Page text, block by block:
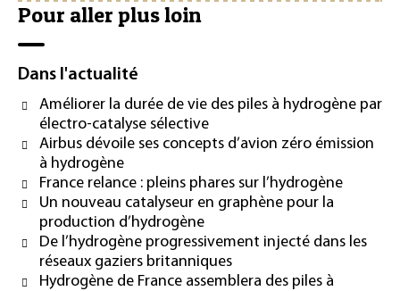
Pour aller plus loin
Dans l'actualité
Améliorer la durée de vie des piles à hydrogène par
électro-catalyse sélective
Airbus dévoile ses concepts d’avion zéro émission
à hydrogène
France relance : pleins phares sur l’hydrogène
Un nouveau catalyseur en graphène pour la
production d’hydrogène
De l’hydrogène progressivement injecté dans les
réseaux gaziers britanniques
Hydrogène de France assemblera des piles à